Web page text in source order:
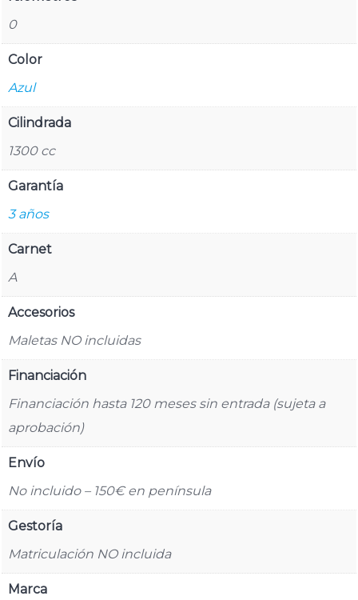
0
Color
Azul
Cilindrada
1300 cc
Garantía
3 años
Carnet
A
Accesorios
Maletas NO incluidas
Financiación
Financiación hasta 120 meses sin entrada (sujeta a
aprobación)
Envío
No incluido – 150€ en península
Gestoría
Matriculación NO incluida
Marca